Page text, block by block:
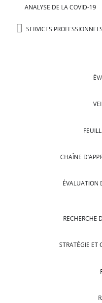
ANALYSE DE LA COVID-19
SERVICES PROFESSIONNELS
CHAÎNE
ÉVALUATION
RECHERCHE
STRATÉGIE ET